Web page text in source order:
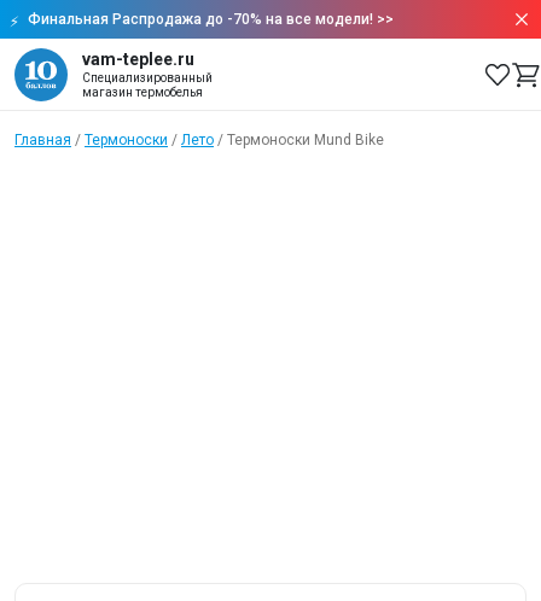
Финальная Распродажа до -70% на все модели! >>
vam-teplee.ru
Специализированный
магазин термобелья
Главная / Термоноски / Лето / Термоноски Mund Bike